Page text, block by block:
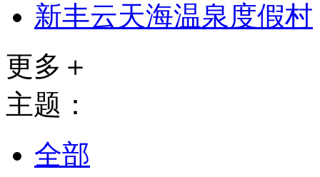
新丰云天海温泉度假村
更多＋
主题：
全部